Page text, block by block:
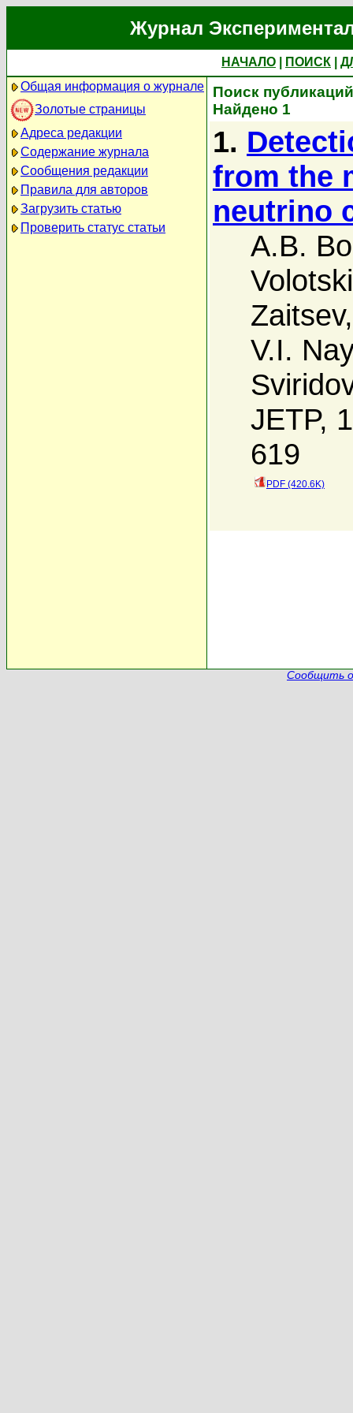
Журнал
НАЧАЛО ПОИСК
Общая информация о журнале
Золотые страницы
Адреса редакции
Содержание журнала
Сообщения редакции
Правила для авторов
Загрузить статью
Проверить статус статьи
Поиск
Найдено 1
1.
from the
neutrino
A.B.
Zaitsev
V.I.
JETP,
619
PDF (420.6K)
Сообщить о